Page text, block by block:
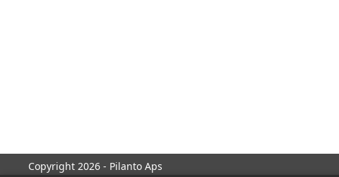
Copyright 2026 - Pilanto Aps